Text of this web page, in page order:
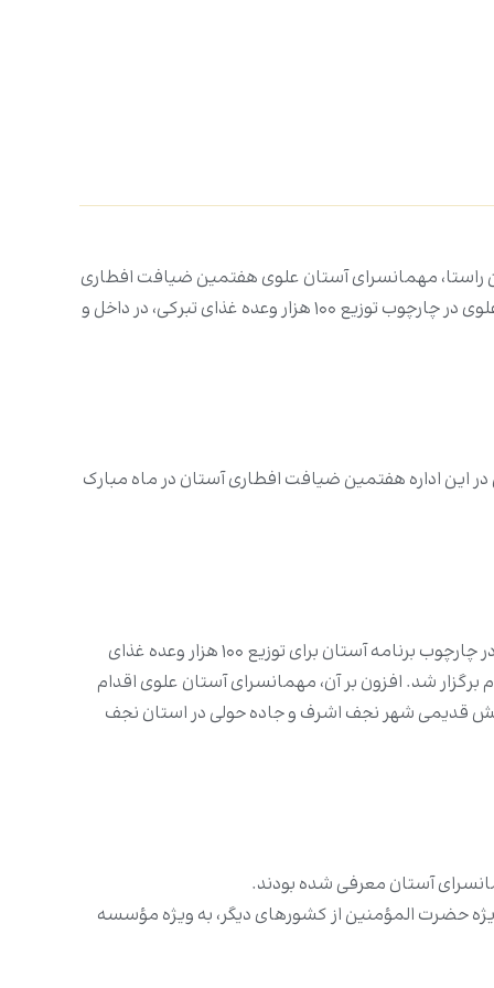
راستا، مهمانسرای آستان علوی هفتمین ضیافت افطاری
خود را در شب شهادت حضرت امیرالمؤمنین‌علیه‌السلام با پذیرایی از زوار روزه‌دار برگزار کرد. هفتمین سفره افطاری آستان مقدس علوی در چارچوب توزیع ۱۰۰ هزار وعده غذای تبرکی، در داخل و
اداره هفتمین ضیافت افطاری آستان در ماه مبارک
تمیمی در ادامه سخنان خود اظهار داشت: «هفتمین ضیافت افطاری آستان مقدس علوی در صحن حضرت فاطمه‌علیها‌السلام و در چارچوب برنامه آستان برای توزیع ۱۰۰ هزار وعده غذای
شد. افزون بر آن، مهمانسرای آستان علوی اقدام
بخش قدیمی شهر نجف اشرف و جاده حولی در استان نجف
آستان معرفی شده بودند.
حضرت المؤمنین از کشورهای دیگر، به ویژه مؤسسه